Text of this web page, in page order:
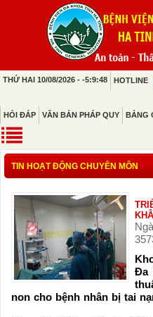
THỨ HAI 10/08/2026 - -5:9:48 HOTLINE
HỎI ĐÁP VĂN BẢN PHÁP QUY BẢNG
TIN HOẠT ĐỘNG CHUYÊN MÔN
Đa
non cho bệnh nhân bị tai